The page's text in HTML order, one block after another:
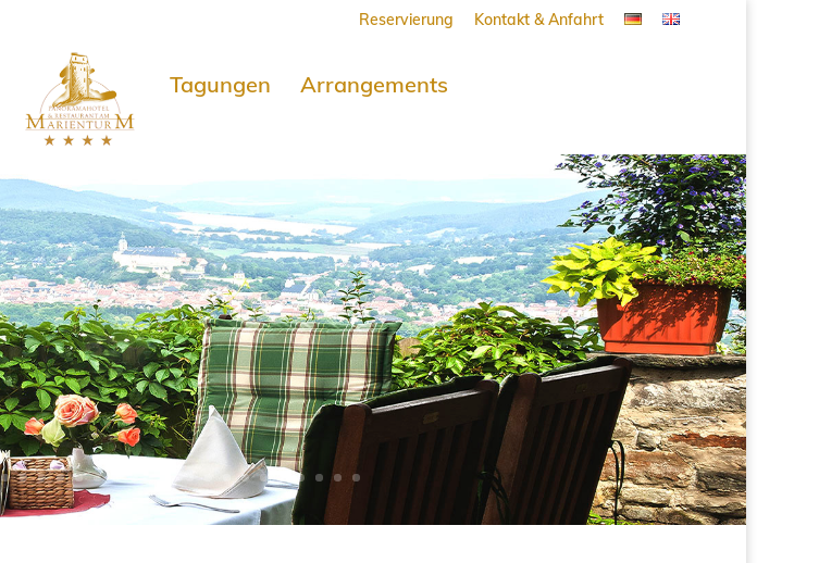
Reservierung Kontakt & Anfahrt
Tagungen Arrangements